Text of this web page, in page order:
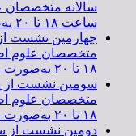
ساعت ۱۸ تا ۲۰ به‌صورت مجازی برگزار می‌شود.
چهارمین نشست
۱۸ تا ۲۰ به‌صورت مجازی برگزار می‌شود.
سومین نشست از
۱۸ تا ۲۰ به‌صورت مجازی برگزار می‌شود.
دومین نشست از